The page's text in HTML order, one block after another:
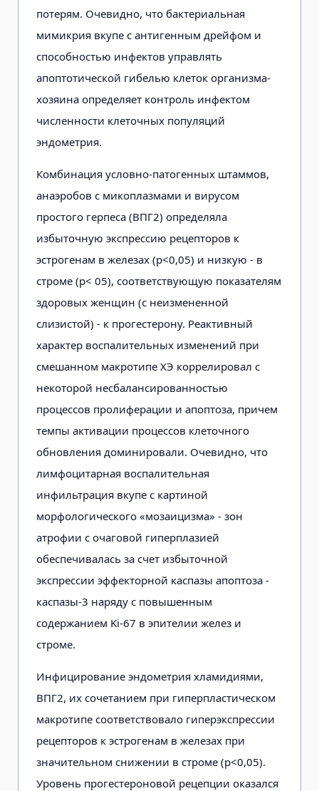
потерям. Очевидно, что бактериальная
мимикрия вкупе с антигенным дрейфом и
способностью инфектов управлять
апоптотической гибелью клеток организма-
хозяина определяет контроль инфектом
численности клеточных популяций
эндометрия.
Комбинация условно-патогенных штаммов,
анаэробов с микоплазмами и вирусом
простого герпеса (ВПГ2) определяла
избыточную экспрессию рецепторов к
эстрогенам в железах (р<0,05) и низкую - в
строме (р< 05), соответствующую показателям
здоровых женщин (с неизмененной
слизистой) - к прогестерону. Реактивный
характер воспалительных изменений при
смешанном макротипе ХЭ коррелировал с
некоторой несбалансированностью
процессов пролиферации и апоптоза, причем
темпы активации процессов клеточного
обновления доминировали. Очевидно, что
лимфоцитарная воспалительная
инфильтрация вкупе с картиной
морфологического «мозаицизма» - зон
атрофии с очаговой гиперплазией
обеспечивалась за счет избыточной
экспрессии эффекторной каспазы апоптоза -
каспазы-3 наряду с повышенным
содержанием Ki-67 в эпителии желез и
строме.
Инфицирование эндометрия хламидиями,
ВПГ2, их сочетанием при гиперпластическом
макротипе соответствовало гиперэкспрессии
рецепторов к эстрогенам в железах при
значительном снижении в строме (р<0,05).
Уровень прогестероновой рецепции оказался